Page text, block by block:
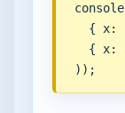
{ x:
{ x:
));